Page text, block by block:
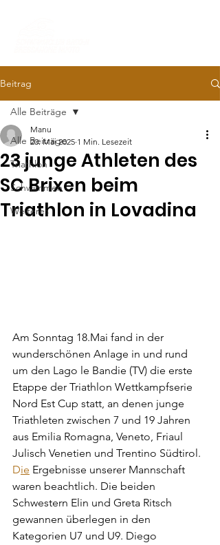
Beitrag
Alle Beiträge
Triathlon
Schwimmen
Weiteres
Alle Beiträge
23 junge Athleten des
SC Brixen beim
Triathlon in Lovadina
Manu
20. Mai 2025 1 Min. Lesezeit
Am Sonntag 18.Mai fand in der
wunderschönen Anlage in und rund
um den Lago le Bandie (TV) die erste
Etappe der Triathlon Wettkampfserie
Nord Est Cup statt, an denen junge
Triathleten zwischen 7 und 19 Jahren
aus Emilia Romagna, Veneto, Friaul
Julisch Venetien und Trentino Südtirol.
Die Ergebnisse unserer Mannschaft
waren beachtlich. Die beiden
Schwestern Elin und Greta Ritsch
gewannen überlegen in den
Kategorien U7 und U9. Diego